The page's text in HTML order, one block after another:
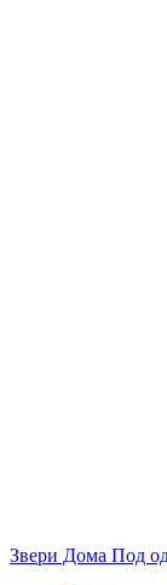
Звери Дома Под